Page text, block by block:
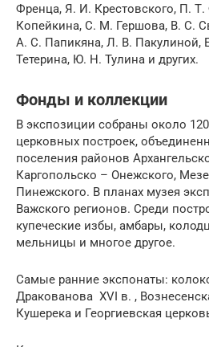
Френца, Я. И. Крестовского, П.
Копейкина, С. М. Гершова, В. С.
А. С. Папикяна, Л. В. Пакулиной,
Тетерина, Ю. Н. Тулина и других.
Фонды и коллекции
В экспозиции собраны около
церковных построек,
поселения районов
Каргопольско – Онежского,
Пинежского. В планах музея
Важского регионов. Среди
купеческие избы, амбары,
мельницы и многое другое.
Самые ранние экспонаты:
Дракованова XVI в. ,
Кушерека и Георгиевская